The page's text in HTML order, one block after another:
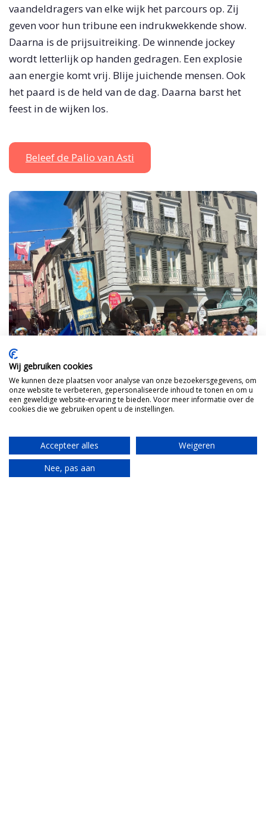
vaandeldragers van elke wijk het parcours op. Zij
geven voor hun tribune een indrukwekkende show.
Daarna is de prijsuitreiking. De winnende jockey
wordt letterlijk op handen gedragen. Een explosie
aan energie komt vrij. Blije juichende mensen. Ook
het paard is de held van de dag. Daarna barst het
feest in de wijken los.
Beleef de Palio van Asti
Historische parade
Vooraf aan de race is een enorme historische optocht
Wij gebruiken cookies
We kunnen deze plaatsen voor analyse van onze bezoekersgegevens, om
onze website te verbeteren, gepersonaliseerde inhoud te tonen en om u
een geweldige website-ervaring te bieden. Voor meer informatie over de
cookies die we gebruiken opent u de instellingen.
Accepteer alles
Weigeren
Nee, pas aan